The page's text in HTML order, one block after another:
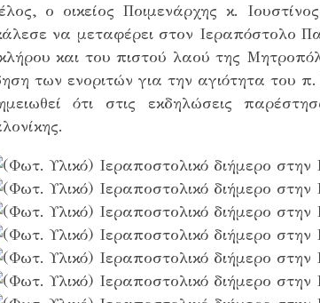
ο οικείος Ποιμενάρχης κ.
να μεταφέρει στον Ιεραπόστολο
και του πιστού λαού της
των ενοριτών για την αγιότητα
ότι στις εκδηλώσεις